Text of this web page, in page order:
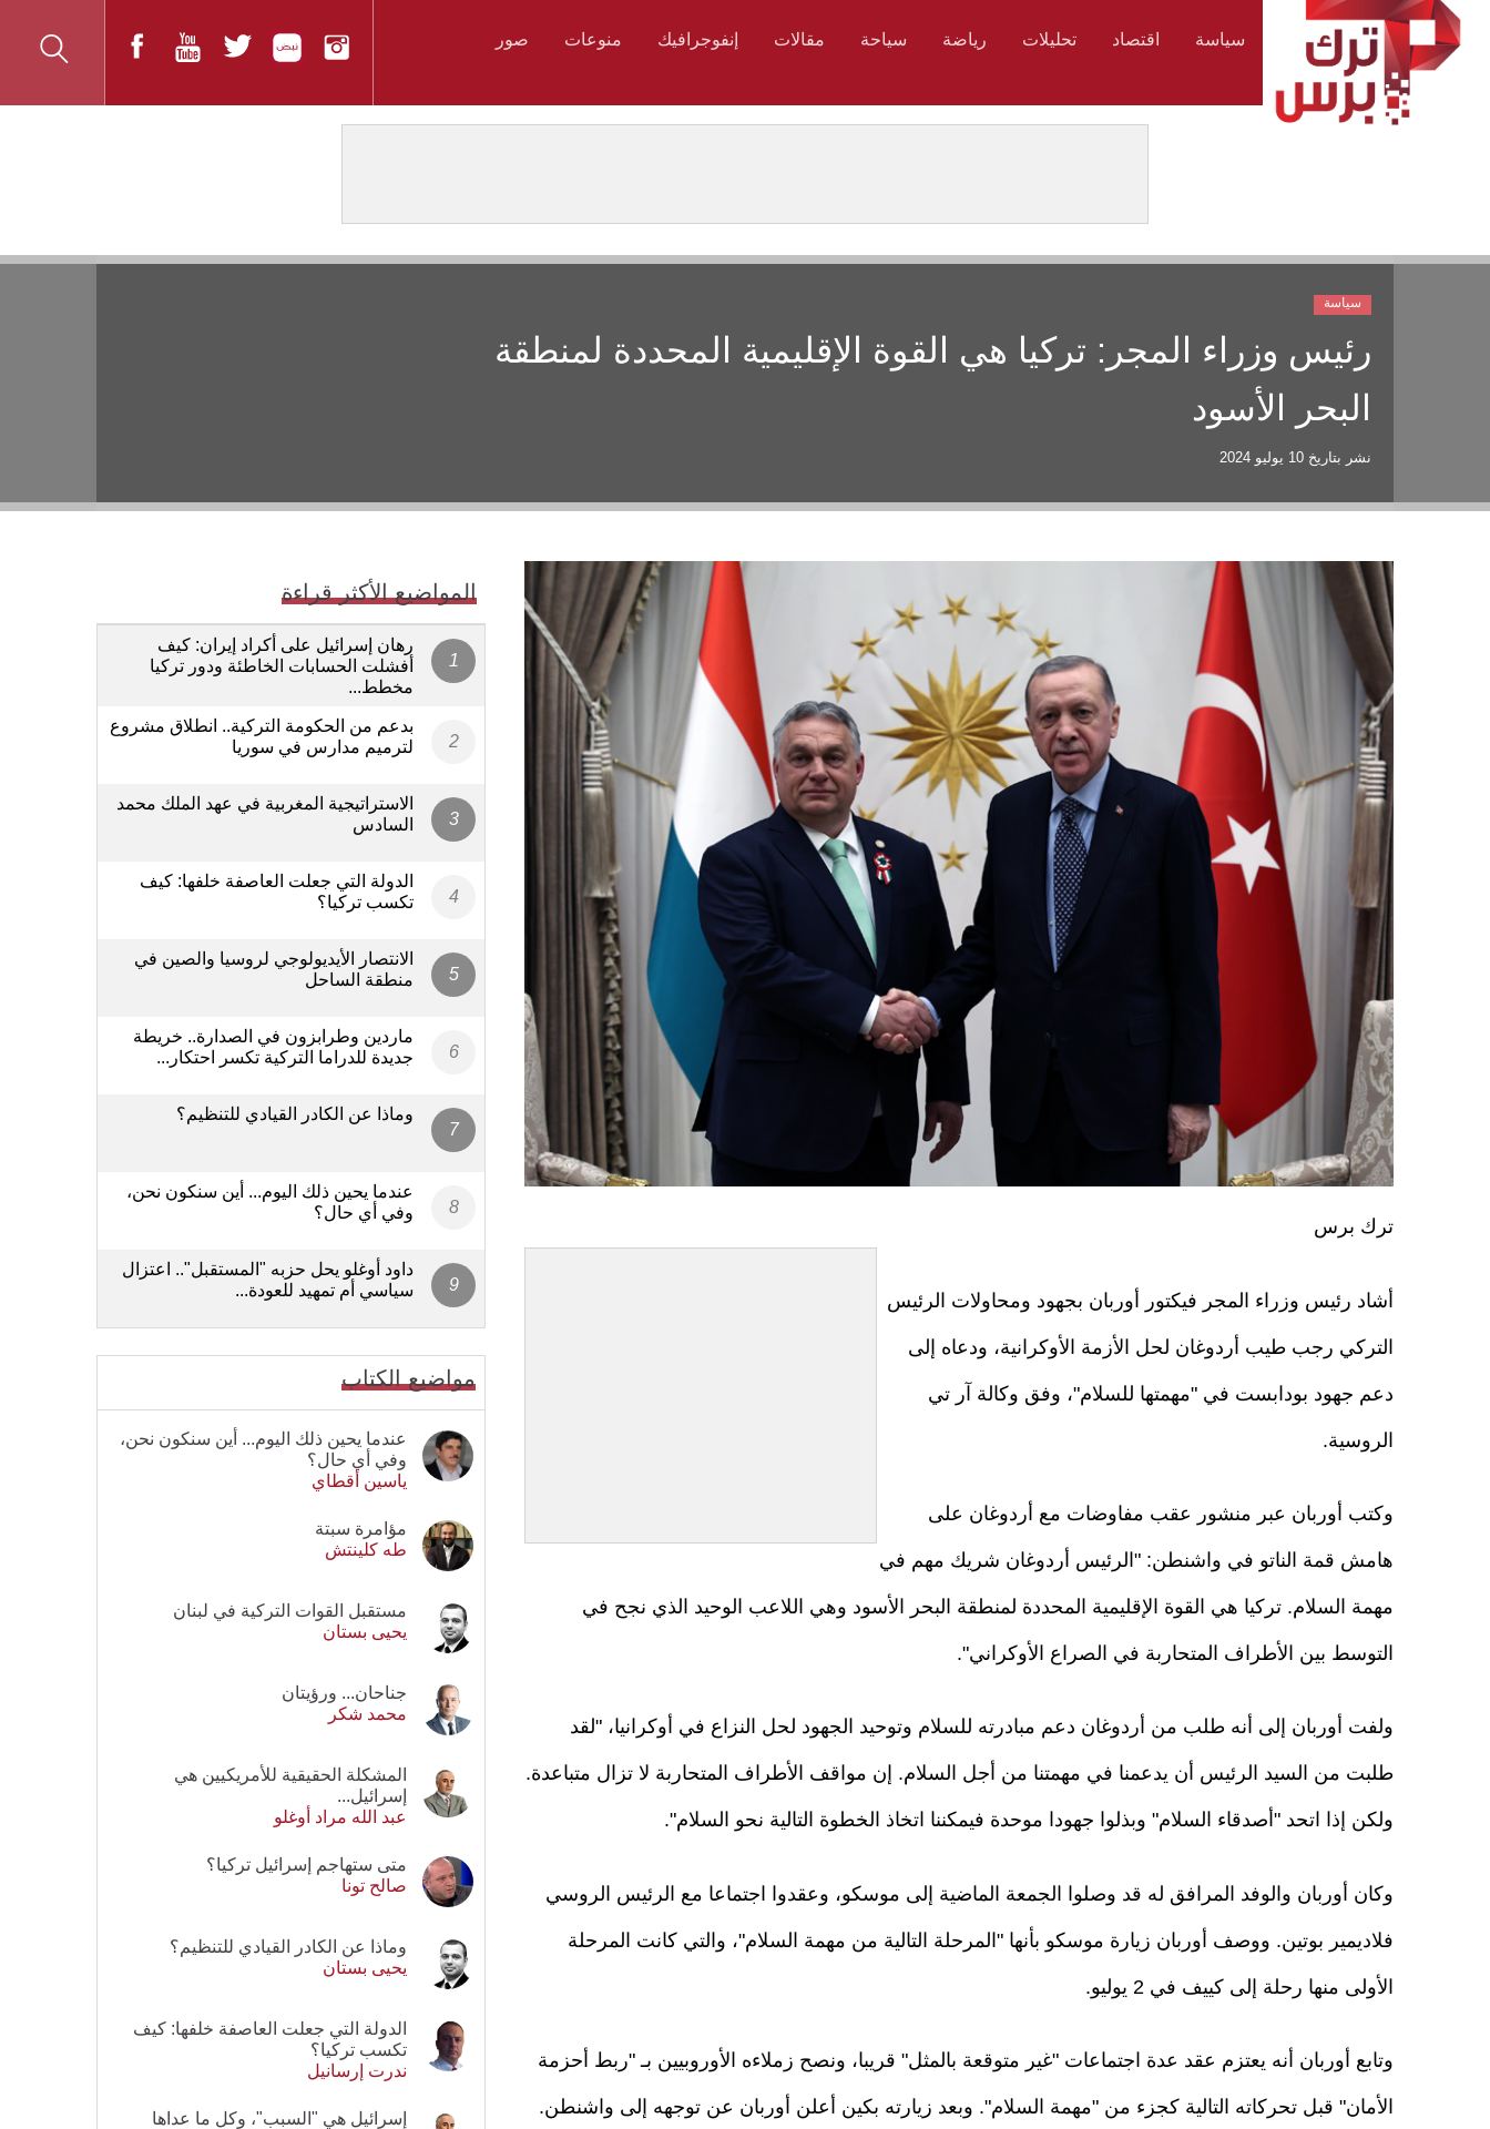
سياسة اقتصاد تحليلات رياضة سياحة مقالات إنفوجرافيك منوعات صور
رئيس وزراء المجر: تركيا هي القوة الإقليمية المحددة لمنطقة
البحر الأسود
نشر بتاريخ 10 يوليو 2024
سياسة
ترك برس
أشاد رئيس وزراء المجر فيكتور أوربان بجهود ومحاولات الرئيس
التركي رجب طيب أردوغان لحل الأزمة الأوكرانية، ودعاه إلى
دعم جهود بودابست في "مهمتها للسلام"، وفق وكالة آر تي
الروسية.
وكتب أوربان عبر منشور عقب مفاوضات مع أردوغان على
هامش قمة الناتو في واشنطن: "الرئيس أردوغان شريك مهم في
مهمة السلام. تركيا هي القوة الإقليمية المحددة لمنطقة البحر الأسود وهي اللاعب الوحيد الذي نجح في
التوسط بين الأطراف المتحاربة في الصراع الأوكراني".
ولفت أوربان إلى أنه طلب من أردوغان دعم مبادرته للسلام وتوحيد الجهود لحل النزاع في أوكرانيا، "لقد
طلبت من السيد الرئيس أن يدعمنا في مهمتنا من أجل السلام. إن مواقف الأطراف المتحاربة لا تزال متباعدة.
ولكن إذا اتحد "أصدقاء السلام" وبذلوا جهودا موحدة فيمكننا اتخاذ الخطوة التالية نحو السلام".
وكان أوربان والوفد المرافق له قد وصلوا الجمعة الماضية إلى موسكو، وعقدوا اجتماعا مع الرئيس الروسي
فلاديمير بوتين. ووصف أوربان زيارة موسكو بأنها "المرحلة التالية من مهمة السلام"، والتي كانت المرحلة
الأولى منها رحلة إلى كييف في 2 يوليو.
وتابع أوربان أنه يعتزم عقد عدة اجتماعات "غير متوقعة بالمثل" قريبا، ونصح زملاءه الأوروبيين بـ "ربط أحزمة
الأمان" قبل تحركاته التالية كجزء من "مهمة السلام". وبعد زيارته بكين أعلن أوربان عن توجهه إلى واشنطن.
المواضيع الأكثر قراءة
رهان إسرائيل على أكراد إيران: كيف
أفشلت الحسابات الخاطئة ودور تركيا
مخطط...
بدعم من الحكومة التركية.. انطلاق مشروع
لترميم مدارس في سوريا
الاستراتيجية المغربية في عهد الملك محمد
السادس
الدولة التي جعلت العاصفة خلفها: كيف
تكسب تركيا؟
الانتصار الأيديولوجي لروسيا والصين في
منطقة الساحل
ماردين وطرابزون في الصدارة.. خريطة
جديدة للدراما التركية تكسر احتكار...
وماذا عن الكادر القيادي للتنظيم؟
عندما يحين ذلك اليوم... أين سنكون نحن،
وفي أي حال؟
داود أوغلو يحل حزبه "المستقبل".. اعتزال
سياسي أم تمهيد للعودة...
مواضيع الكتاب
عندما يحين ذلك اليوم... أين سنكون نحن،
وفي أي حال؟
ياسين أقطاي
مؤامرة سبتة
طه كلينتش
مستقبل القوات التركية في لبنان
يحيى بستان
جناحان... ورؤيتان
محمد شكر
المشكلة الحقيقية للأمريكيين هي
إسرائيل...
عبد الله مراد أوغلو
متى ستهاجم إسرائيل تركيا؟
صالح تونا
وماذا عن الكادر القيادي للتنظيم؟
يحيى بستان
الدولة التي جعلت العاصفة خلفها: كيف
تكسب تركيا؟
ندرت إرسانيل
إسرائيل هي "السبب"، وكل ما عداها